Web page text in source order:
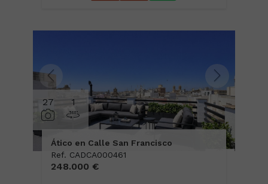
27 1
Ático en Calle San Francisco
Ref. CADCA000461
248.000 €